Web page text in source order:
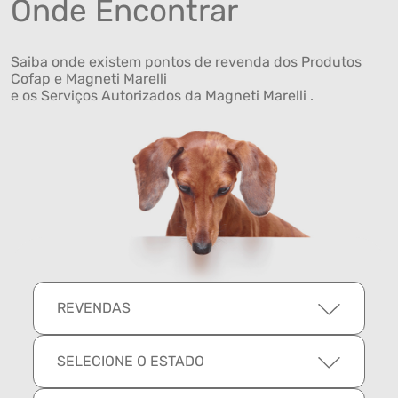
Onde Encontrar
Saiba onde existem pontos de revenda dos Produtos
Cofap e Magneti Marelli
e os Serviços Autorizados da Magneti Marelli .
REVENDAS
SELECIONE O ESTADO